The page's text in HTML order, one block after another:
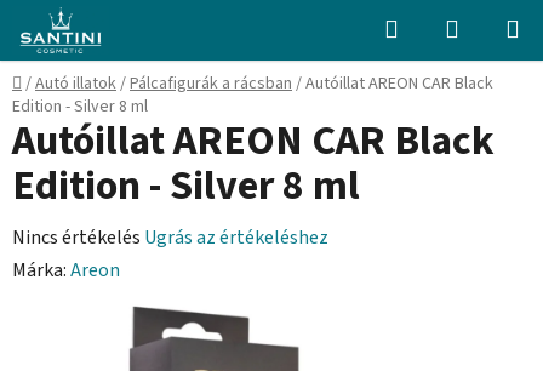
fő
tartalomhoz
Keresés KOSÁR
Kezdőlap
/Autó illatok/Pálcafigurák a rácsban/Autóillat AREON CAR Black
Edition - Silver 8 ml
Autóillat AREON CAR Black
Edition - Silver 8 ml
A
termék
Nincs értékelés Ugrás az értékeléshez
Márka:Areon